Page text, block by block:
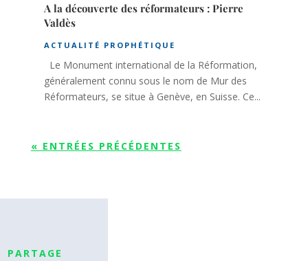
A la découverte des réformateurs : Pierre
Valdès
ACTUALITÉ PROPHÉTIQUE
Le Monument international de la Réformation,
généralement connu sous le nom de Mur des
Réformateurs, se situe à Genève, en Suisse. Ce...
« ENTRÉES PRÉCÉDENTES
PARTAGE